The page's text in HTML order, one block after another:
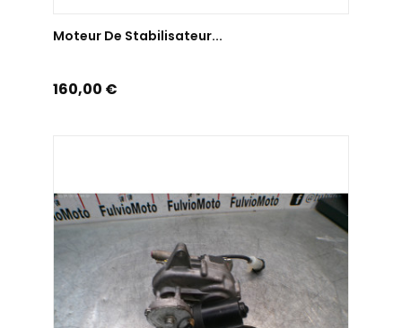
Moteur De Stabilisateur...
Prix
160,00 €